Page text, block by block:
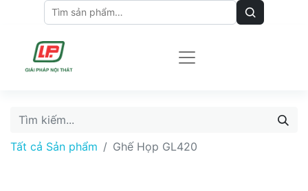
Tất cả Sản phẩm Ghế Họp GL420